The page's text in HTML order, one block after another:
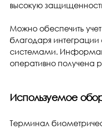
высокую
Можно обеспечить
благодаря
системами.
оперативно получена
Используемое
Терминал